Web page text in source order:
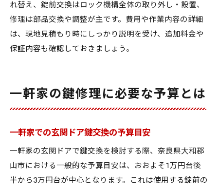
れ替え、錠前交換はロック機構全体の取り外し・設置、
修理は部品交換や調整が主です。費用や作業内容の詳細
は、現地見積もり時にしっかり説明を受け、追加料金や
保証内容も確認しておきましょう。
一軒家の鍵修理に必要な予算とは
一軒家での玄関ドア鍵交換の予算目安
一軒家の玄関ドアで鍵交換を検討する際、奈良県大和郡
山市における一般的な予算目安は、おおよそ1万円台後
半から3万円台が中心となります。これは使用する錠前の